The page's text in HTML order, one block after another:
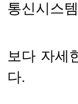
통신시스
보다 자세
다.